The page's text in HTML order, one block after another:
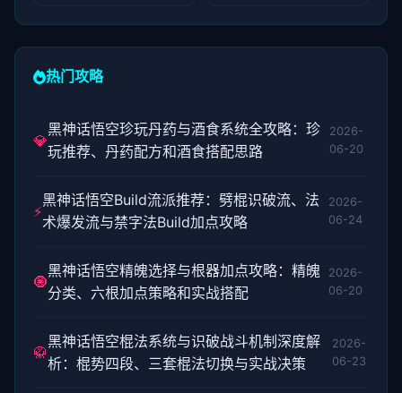
热门攻略
💎
黑神话悟空珍玩丹药与酒食系统全攻略：珍
玩推荐、丹药配方和酒食搭配思路
2026-
06-20
⚡
黑神话悟空Build流派推荐：劈棍识破流、法
术爆发流与禁字法Build加点攻略
2026-
06-24
🧿
黑神话悟空精魄选择与根器加点攻略：精魄
分类、六根加点策略和实战搭配
2026-
06-20
🥋
黑神话悟空棍法系统与识破战斗机制深度解
析：棍势四段、三套棍法切换与实战决策
2026-
06-23